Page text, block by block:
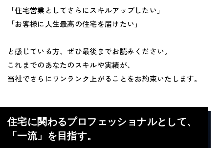
「住宅営業としてさらにスキルアップしたい」
「お客様に人生最高の住宅を届けたい」
と感じている方、ぜひ最後までお読みください。
これまでのあなたのスキルや実績が、
当社でさらにワンランク上がることをお約束いたします。
住宅に関わるプロフェッショナルとして、
「一流」を目指す。